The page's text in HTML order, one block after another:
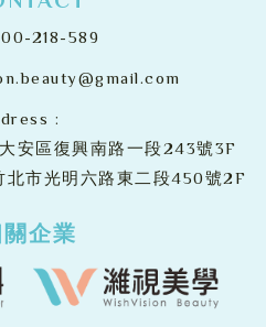
218-589
:
安區復興南路一段243號3F
北市光明六路東二段450號2F
企業